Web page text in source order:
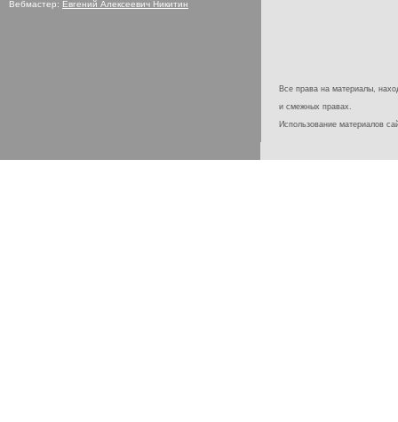
Вебмастер: Евгений Алексеевич Никитин
Все права на материалы,
и смежных правах.
Использование материалов